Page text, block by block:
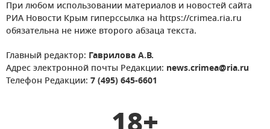
При любом использовании материалов и новостей сайта
РИА Новости Крым гиперссылка на https://crimea.ria.ru
обязательна не ниже второго абзаца текста.
Главный редактор: Гаврилова А.В.
Адрес электронной почты Редакции: news.crimea@ria.ru
Телефон Редакции: 7 (495) 645-6601